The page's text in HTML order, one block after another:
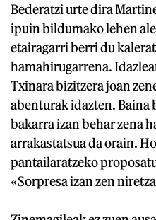
Bederatzi urte dira
ipuin bildumako lehen
etairagarri berri du
hamahirugarrena.
Txinara bizitzera joan
abenturak idazten.
bakarra izan behar zena
arrakastatsua da orain.
pantailaratzeko
«Sorpresa izan zen